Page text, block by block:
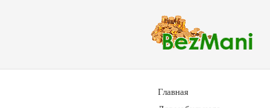
Главная